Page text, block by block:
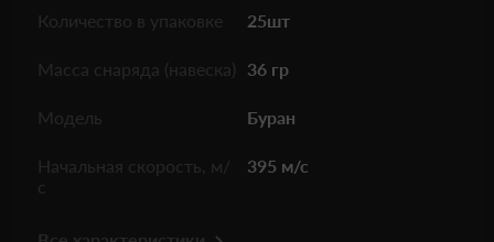
Количество в упаковке 25шт
Масса снаряда (навеска) 36 гр
Модель Буран
Начальная скорость, м/
с
395 м/с